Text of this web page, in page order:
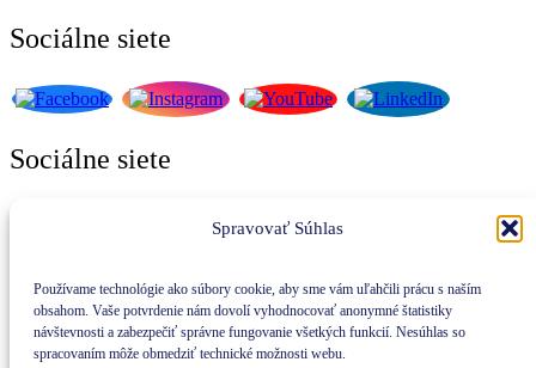
Spravovať Súhlas
Používame technológie ako súbory cookie, aby sme vám uľahčili prácu s naším
obsahom. Vaše potvrdenie nám dovolí vyhodnocovať anonymné štatistiky
návštevnosti a zabezpečiť správne fungovanie všetkých funkcií. Nesúhlas so
spracovaním môže obmedziť technické možnosti webu.
Sociálne siete
Sociálne siete
Prihláste sa na odber nášho
newslettera